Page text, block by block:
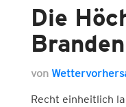
Die
von
Recht einheitlich